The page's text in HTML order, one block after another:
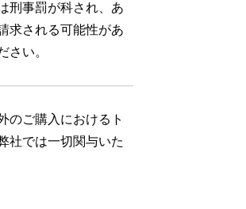
刑事罰が科され、あ
求される可能性があ
さい。
のご購入におけるト
社では一切関与いた